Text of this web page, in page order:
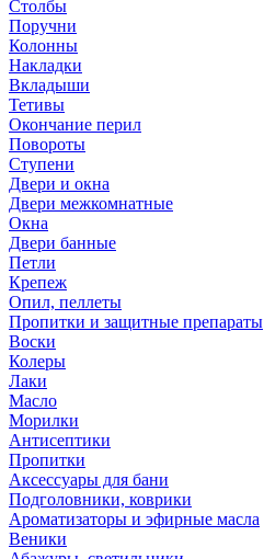
Столбы
Поручни
Колонны
Накладки
Вкладыши
Тетивы
Окончание перил
Повороты
Ступени
Двери и окна
Двери межкомнатные
Окна
Двери банные
Петли
Крепеж
Опил, пеллеты
Пропитки и защитные препараты
Воски
Колеры
Лаки
Масло
Морилки
Антисептики
Пропитки
Аксессуары для бани
Подголовники, коврики
Ароматизаторы и эфирные масла
Веники